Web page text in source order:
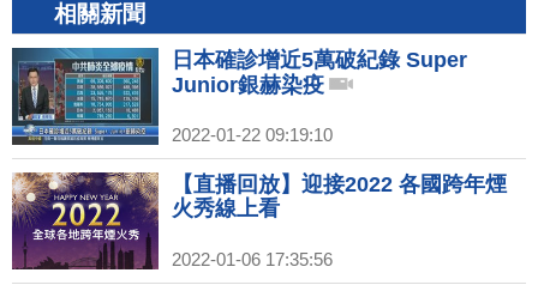
相關新聞
日本確診增近5萬破紀錄 Super
Junior銀赫染疫
2022-01-22 09:19:10
【直播回放】迎接2022 各國跨年煙
火秀線上看
2022-01-06 17:35:56